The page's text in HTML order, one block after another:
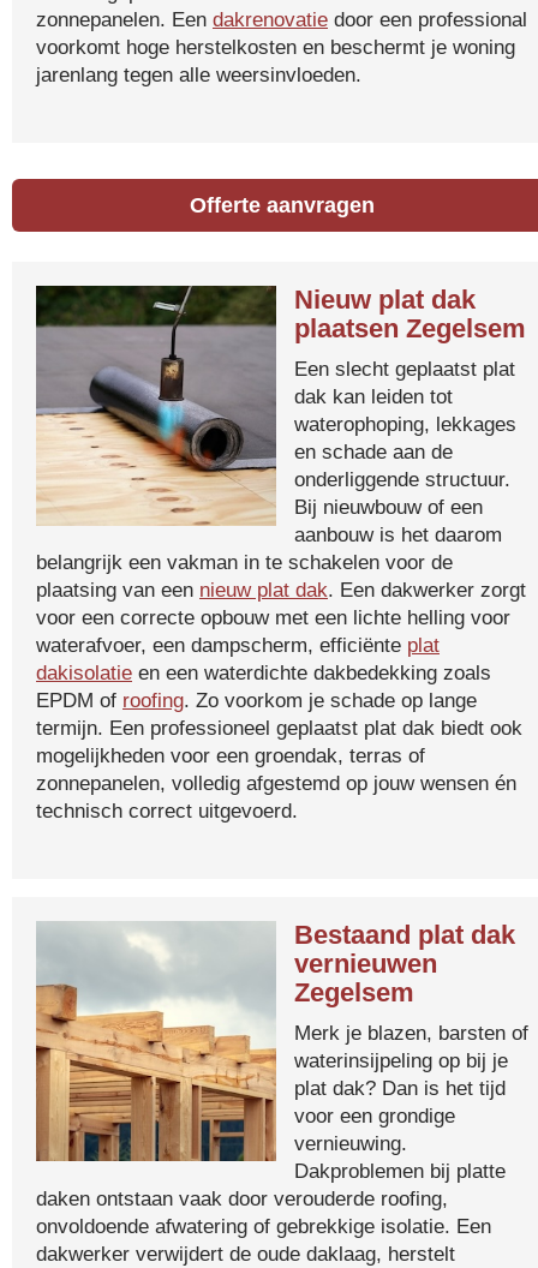
zonnepanelen. Een dakrenovatie door een professional
voorkomt hoge herstelkosten en beschermt je woning
jarenlang tegen alle weersinvloeden.
Offerte aanvragen
Nieuw plat dak
plaatsen Zegelsem
Een slecht geplaatst plat
dak kan leiden tot
waterophoping, lekkages
en schade aan de
onderliggende structuur.
Bij nieuwbouw of een
aanbouw is het daarom
belangrijk een vakman in te schakelen voor de
plaatsing van een nieuw plat dak. Een dakwerker zorgt
voor een correcte opbouw met een lichte helling voor
waterafvoer, een dampscherm, efficiënte plat
dakisolatie en een waterdichte dakbedekking zoals
EPDM of roofing. Zo voorkom je schade op lange
termijn. Een professioneel geplaatst plat dak biedt ook
mogelijkheden voor een groendak, terras of
zonnepanelen, volledig afgestemd op jouw wensen én
technisch correct uitgevoerd.
Bestaand plat dak
vernieuwen
Zegelsem
Merk je blazen, barsten of
waterinsijpeling op bij je
plat dak? Dan is het tijd
voor een grondige
vernieuwing.
Dakproblemen bij platte
daken ontstaan vaak door verouderde roofing,
onvoldoende afwatering of gebrekkige isolatie. Een
dakwerker verwijdert de oude daklaag, herstelt